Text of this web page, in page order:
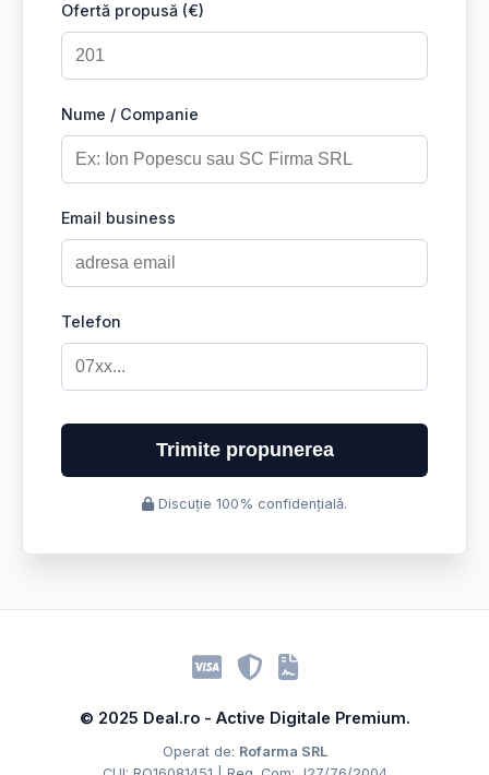
Ofertă propusă (€)
Nume / Companie
Email business
Telefon
Trimite propunerea
Discuție 100% confidențială.
© 2025 Deal.ro - Active Digitale Premium.
Operat de: Rofarma SRL